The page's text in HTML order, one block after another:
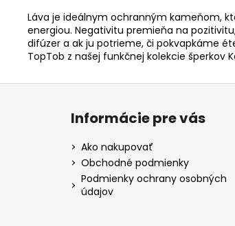
Láva je ideálnym ochranným kameňom,
energiou. Negativitu premieňa na
difúzer a ak ju potrieme, či pokvapkáme
TopTob z našej funkčnej kolekcie šperkov
Z
Informácie pre vás
Ako nakupovať
Obchodné podmienky
Podmienky ochrany osobných
údajov